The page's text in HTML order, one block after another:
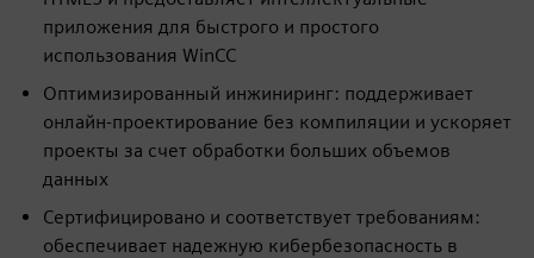
приложения для быстрого и простого
использования WinCC
Оптимизированный инжиниринг: поддерживает
онлайн-проектирование без компиляции и ускоряет
проекты за счет обработки больших объемов
данных
Сертифицировано и соответствует требованиям:
обеспечивает надежную кибербезопасность в